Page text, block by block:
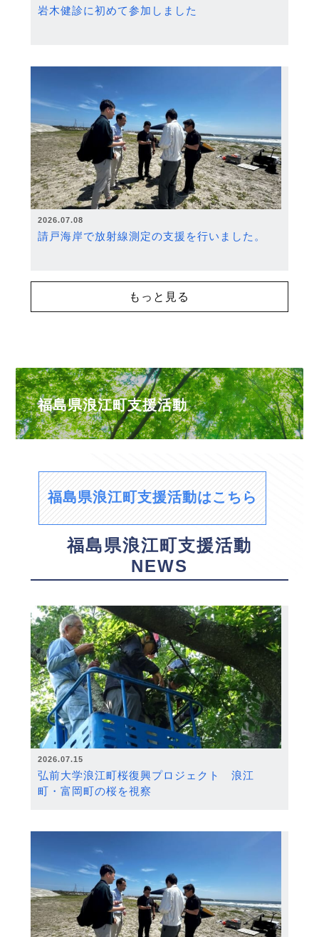
岩木健診に初めて参加しました
2026.07.08
請戸海岸で放射線測定の支援を行いました。
もっと見る
福島県浪江町支援活動
福島県浪江町支援活動はこちら
福島県浪江町支援活動
NEWS
2026.07.15
弘前大学浪江町桜復興プロジェクト 浪江
町・富岡町の桜を視察